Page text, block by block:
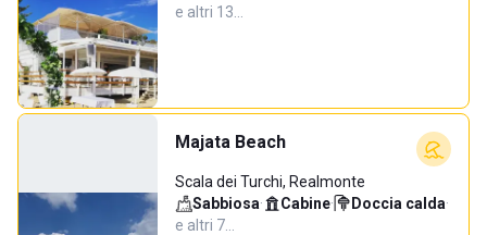
e altri 13…
Majata Beach
Scala dei Turchi, Realmonte
Sabbiosa· Cabine· Doccia calda·
e altri 7…